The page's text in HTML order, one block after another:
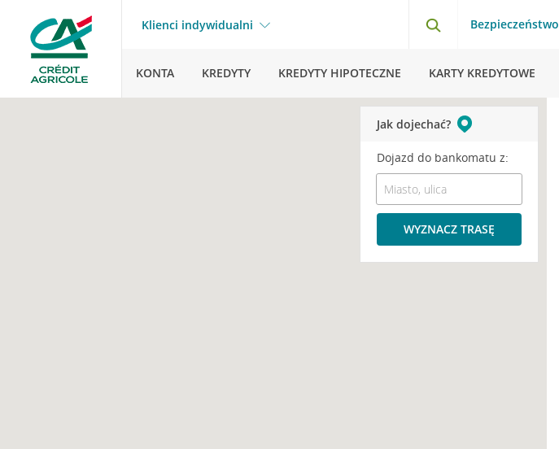
Klienci indywidualni Bezpieczeństwo
KONTA KREDYTY KREDYTY HIPOTECZNE KARTY KREDYTOWE
Jak dojechać?
Dojazd do bankomatu z:
WYZNACZ TRASĘ